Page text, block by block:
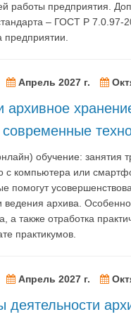
работы предприятия.
– ГОСТ Р 7.0.97-
Апрель 2027 г.
архивное
обучение: занятия
с компьютера или
помогут
ведения архива.
а также отработка
практикумов.
Апрель 2027 г.
деятельности